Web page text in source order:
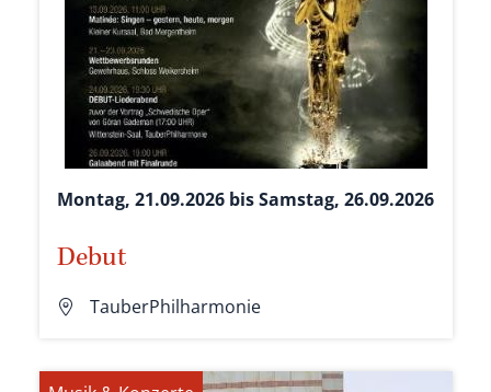
Montag, 21.09.2026 bis Samstag, 26.09.2026
Debut
TauberPhilharmonie